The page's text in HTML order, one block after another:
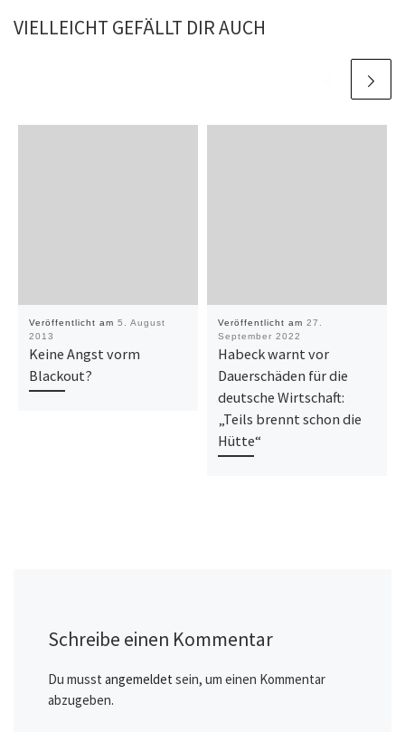
VIELLEICHT GEFÄLLT DIR AUCH
Veröffentlicht am 5. August
2013
Keine Angst vorm
Blackout?
Veröffentlicht am 27.
September 2022
Habeck warnt vor
Dauerschäden für die
deutsche Wirtschaft:
„Teils brennt schon die
Hütte“
Schreibe einen Kommentar
Du musst angemeldet sein, um einen Kommentar
abzugeben.